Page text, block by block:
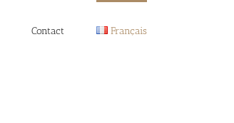
Contact Français